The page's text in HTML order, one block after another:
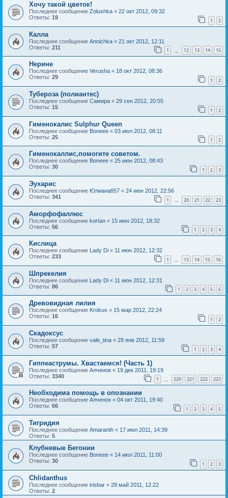
Хочу такой цветок!
Последнее сообщение Zolushka « 22 окт 2012, 09:32
Ответы: 19 1 2
Калла
Последнее сообщение Annichka « 21 окт 2012, 12:11
Ответы: 211 1 12 13 14 15
Нерине
Последнее сообщение Verusha « 18 окт 2012, 08:36
Ответы: 29 1 2
Тубероза (полиантес)
Последнее сообщение Самира « 29 сен 2012, 20:55
Ответы: 15 1 2
Гименокалис Sulphur Queen
Последнее сообщение Boneee « 03 июл 2012, 08:11
Ответы: 25 1 2
Гименокаллис,помогите советом.
Последнее сообщение Boneee « 25 июн 2012, 08:43
Ответы: 30 1 2 3
Эухарис
Последнее сообщение Юлиана657 « 24 июн 2012, 22:56
Ответы: 341 1 20 21 22 23
Аморфофаллюс
Последнее сообщение kortan « 15 июн 2012, 18:32
Ответы: 56 1 2 3 4
Кислица
Последнее сообщение Lady Di « 11 июн 2012, 12:32
Ответы: 233 1 … 13 14 15 16
Шпрекелия
Последнее сообщение Lady Di « 11 июн 2012, 12:31
Ответы: 86 1 2 3 4 5 6
Древовидная лилия
Последнее сообщение Krokus « 15 мар 2012, 22:24
Ответы: 16 1 2
Скадоксус
Последнее сообщение vale_tina « 29 янв 2012, 11:59
Ответы: 57 1 2 3 4
Гиппеаструмы. Хвастаемся! (Часть 1)
Последнее сообщение Алченок « 19 дек 2011, 19:19
Ответы: 3340 1 220 221 222 223
Необходима помощь в опознании
Последнее сообщение Алченок « 04 окт 2011, 19:40
Ответы: 66 1 2 3 4 5
Тигридия
Последнее сообщение Amaranth « 17 июл 2011, 14:39
Ответы: 5
Клубневые Бегонии
Последнее сообщение Boneee « 14 июл 2011, 11:00
Ответы: 30 1 2 3
Chlidanthus
Последнее сообщение irisbar « 28 май 2011, 12:22
Ответы: 2